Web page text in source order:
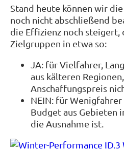
Stand heute können wir
noch nicht abschließend
die Effizienz noch steigert,
Zielgruppen in etwa so:
JA: für Vielfahrer,
aus kälteren
Anschaffungspreis
NEIN: für
Budget aus Gebieten
die Ausnahme ist.